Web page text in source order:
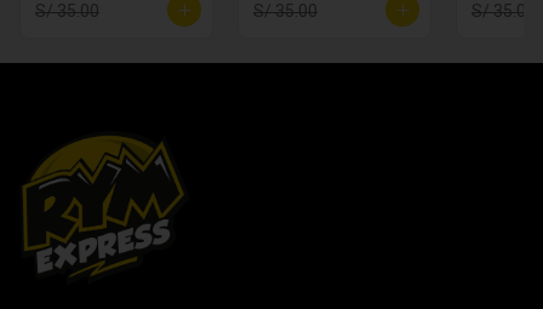
S/ 35.00
S/ 35.00
S/ 35.00